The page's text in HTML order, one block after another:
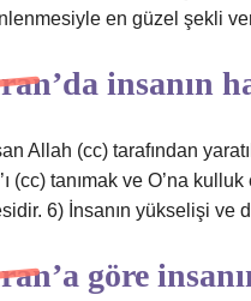
en güzel şekli
insanın
Allah (cc) tarafından
(cc) tanımak ve O’na
6) İnsanın yükselişi ve
göre